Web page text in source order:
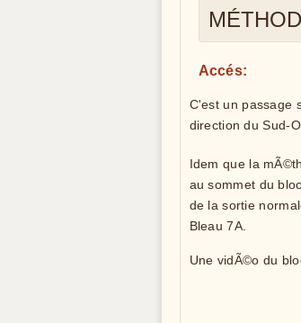
Accés:
C'est un passage
direction du Sud-
Idem que la
au sommet du
de la sortie
Bleau 7A.
Une vidÃ©o du